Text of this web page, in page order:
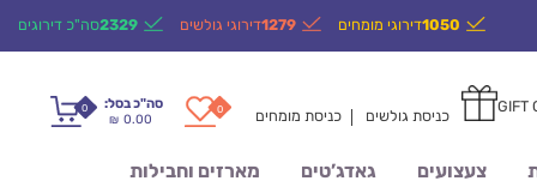
1050דירוגי מומחים 1279דירוגי גולשים 2329סה"כ דירוגים
GIFT כניסת גולשים כניסת מומחים 0
0 סה"כ בסל:
₪ 0.00
צעצועים גאדג’טים מארזים וחבילות